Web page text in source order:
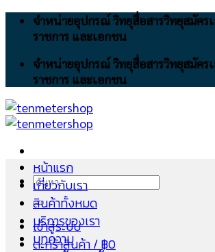
Skip
จำหน่ายอุปกรณ์ วิทยุสื่อสารวิทยุสมัคร
ราชการ และเอกชน
จำหน่ายอุปกรณ์ วิทยุสื่อสารวิทยุสมัคร
ราชการ และเอกชน
ค้นหา:
เข้าสู่ระบบ
ตะกร้าสินค้า /฿0
หน้าแรก
เกี่ยวกับเรา
สินค้าทั้งหมด
บริการของเรา
บทความ